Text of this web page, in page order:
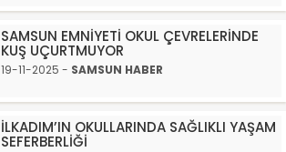
SAMSUN EMNİYETİ OKUL ÇEVRELERİNDE
KUŞ UÇURTMUYOR
19-11-2025 - SAMSUN HABER
İLKADIM’IN OKULLARINDA SAĞLIKLI YAŞAM
SEFERBERLİĞİ